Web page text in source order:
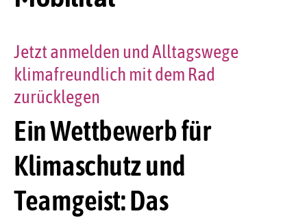
Ein Wettbewerb für
Klimaschutz und
Teamgeist: Das
Jetzt anmelden und Alltagswege
klimafreundlich mit dem Rad
zurücklegen